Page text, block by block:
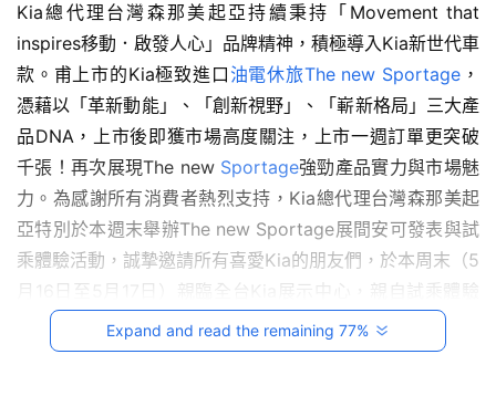
試
駕
影
音
台
灣
車
與
生
Kia總代理台灣森那美起亞持續秉持「Movement that
inspires移動．啟發人心」品牌精神，積極導入Kia新世代車
款。甫上市的Kia極致進口 油電休旅The new Sportage ，
憑藉以「革新動能」、「創新視野」、「嶄新格局」三大產
品DNA，上市後即獲市場高度關注，上市一週訂單更突破
千張！再次展現The new Sportage強勁產品實力與市場魅
力。為感謝所有消費者熱烈支持，Kia總代理台灣森那美起
亞特別於本週末舉辦The new Sportage展間安可發表與試
乘體驗活動，誠摯邀請所有喜愛Kia的朋友們，於本周末（5
月16日至5月17日）親臨全台Kia展示中心，親自試乘體驗
Kia全新油電科技所帶來的駕馭感受。
Expand and read the remaining 77%